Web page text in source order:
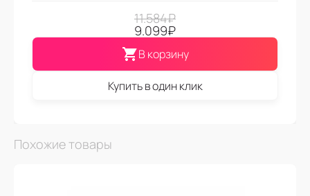
11.584₽
9.099₽
В корзину
Купить в один клик
Похожие товары